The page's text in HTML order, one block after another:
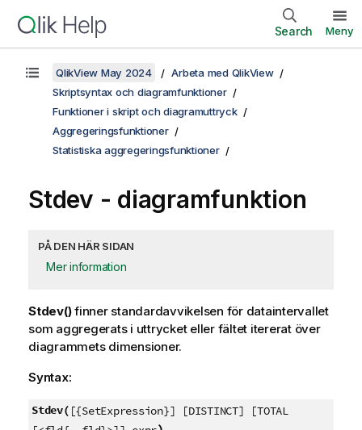
Search Meny
QlikView May 2024
Arbeta med QlikView
Skriptsyntax och diagramfunktioner
Funktioner i skript och diagramuttryck
Aggregeringsfunktioner
Statistiska aggregeringsfunktioner
Stdev - diagramfunktion
PÅ DEN HÄR SIDAN
Mer information
Stdev()finner standardavvikelsen för dataintervallet
som aggregerats i uttrycket eller fältet itererat över
diagrammets dimensioner.
Syntax:
Stdev( [{SetExpression}] [DISTINCT] [TOTAL